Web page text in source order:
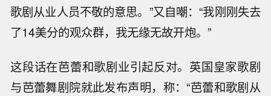
歌剧从业人员不敬的意思。”又自嘲：“我刚刚失去
了14美分的观众群，我无缘无故开炮。”
这段话在芭蕾和歌剧业引起反对。英国皇家歌剧
与芭蕾舞剧院就此发布声明，称：“芭蕾和歌剧从